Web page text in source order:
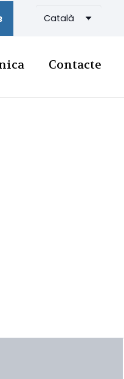
Català
Contacte